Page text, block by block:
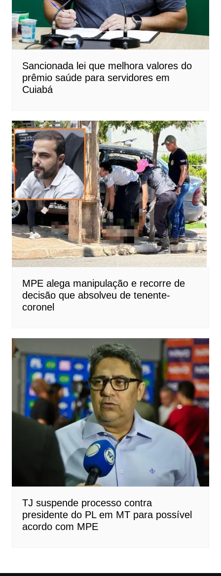
Sancionada lei que melhora valores do
prêmio saúde para servidores em
Cuiabá
MPE alega manipulação e recorre de
decisão que absolveu de tenente-
coronel
TJ suspende processo contra
presidente do PL em MT para possível
acordo com MPE